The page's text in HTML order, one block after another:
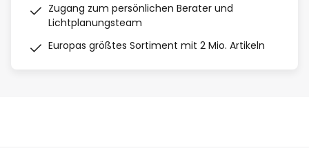
Zugang zum persönlichen Berater und
Lichtplanungsteam
Europas größtes Sortiment mit 2 Mio. Artikeln